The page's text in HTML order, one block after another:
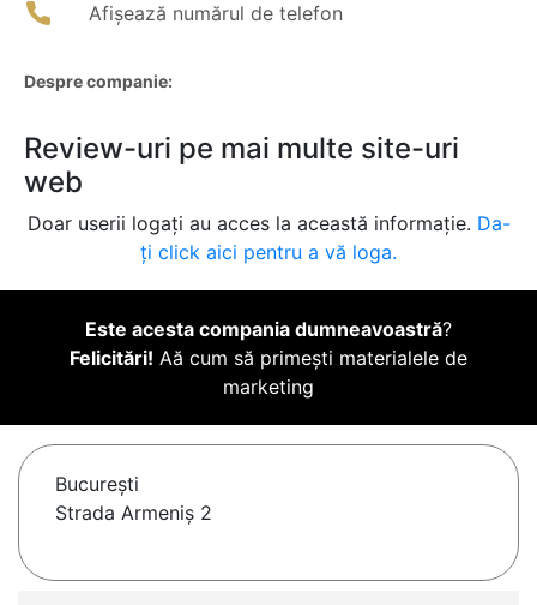
Afișează numărul de telefon
Despre companie:
Review-uri pe mai multe site-uri
web
Doar userii logați au acces la această informație. Da-
ți click aici pentru a vă loga.
Este acesta compania dumneavoastră?
Felicitări! Aă cum să primești materialele de
marketing
Bucureşti
Strada Armeniș 2